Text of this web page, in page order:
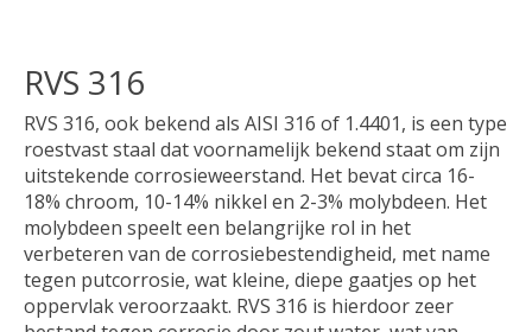
RVS 316
RVS 316, ook bekend als AISI 316 of 1.4401, is een type
roestvast staal dat voornamelijk bekend staat om zijn
uitstekende corrosieweerstand. Het bevat circa 16-
18% chroom, 10-14% nikkel en 2-3% molybdeen. Het
molybdeen speelt een belangrijke rol in het
verbeteren van de corrosiebestendigheid, met name
tegen putcorrosie, wat kleine, diepe gaatjes op het
oppervlak veroorzaakt. RVS 316 is hierdoor zeer